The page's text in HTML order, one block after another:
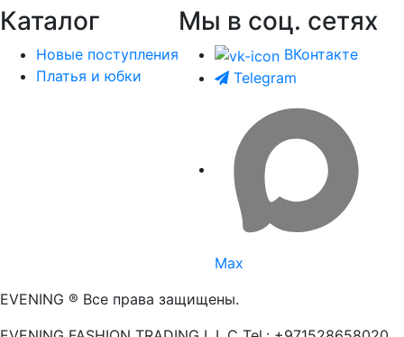
Каталог
Новые поступления
Платья и юбки
Мы в соц. сетях
ВКонтакте
Telegram
Max
EVENING ® Все права защищены.